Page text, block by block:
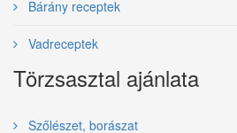
Bárány receptek
Vadreceptek
Törzsasztal ajánlata
Szőlészet, borászat